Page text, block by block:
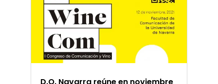
D.O. Navarra reúne en noviembre